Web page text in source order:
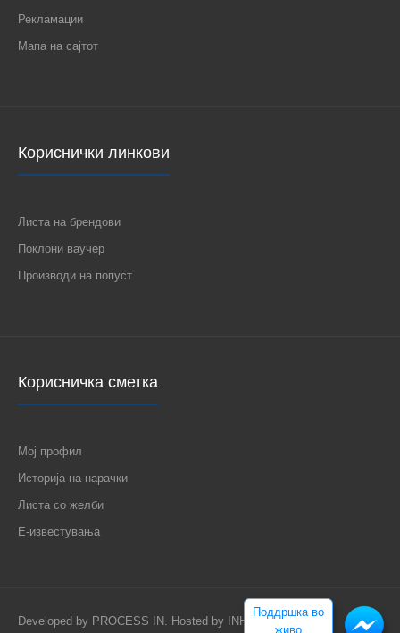
Поддршка во
живо
Рекламации
Мапа на сајтот
Кориснички линкови
Листа на брендови
Поклони ваучер
Производи на попуст
Корисничка сметка
Мој профил
Историја на нарачки
Листа со желби
Е-известувања
Developed by PROCESS IN. Hosted by INHOST .